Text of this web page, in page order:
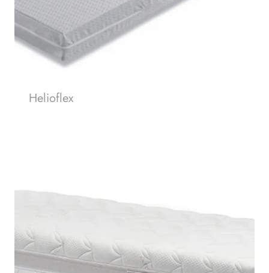
Helioflex